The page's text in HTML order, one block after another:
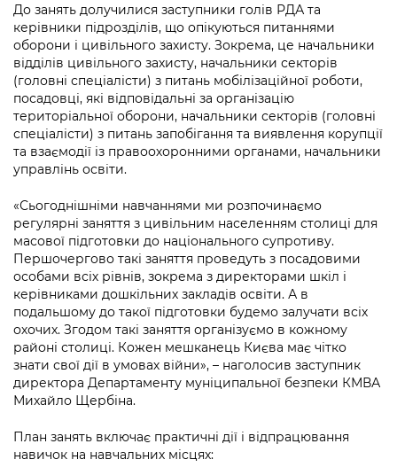
До занять долучилися заступники голів РДА та
керівники підрозділів, що опікуються питаннями
оборони і цивільного захисту. Зокрема, це начальники
відділів цивільного захисту, начальники секторів
(головні спеціалісти) з питань мобілізаційної роботи,
посадовці, які відповідальні за організацію
територіальної оборони, начальники секторів (головні
спеціалісти) з питань запобігання та виявлення корупції
та взаємодії із правоохоронними органами, начальники
управлінь освіти.
«Сьогоднішніми навчаннями ми розпочинаємо
регулярні заняття з цивільним населенням столиці для
масової підготовки до національного супротиву.
Першочергово такі заняття проведуть з посадовими
особами всіх рівнів, зокрема з директорами шкіл і
керівниками дошкільних закладів освіти. А в
подальшому до такої підготовки будемо залучати всіх
охочих. Згодом такі заняття організуємо в кожному
районі столиці. Кожен мешканець Києва має чітко
знати свої дії в умовах війни», – наголосив заступник
директора Департаменту муніципальної безпеки КМВА
Михайло Щербіна.
План занять включає практичні дії і відпрацювання
навичок на навчальних місцях: